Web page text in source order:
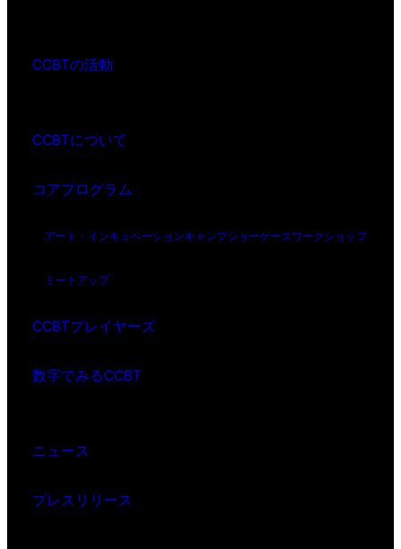
CCBTの活動
CCBTについて
コアプログラム
アート・インキュベーションキャンプショーケースワークショップ
ミートアップ
CCBTプレイヤーズ
数字でみるCCBT
ニュース
プレスリリース